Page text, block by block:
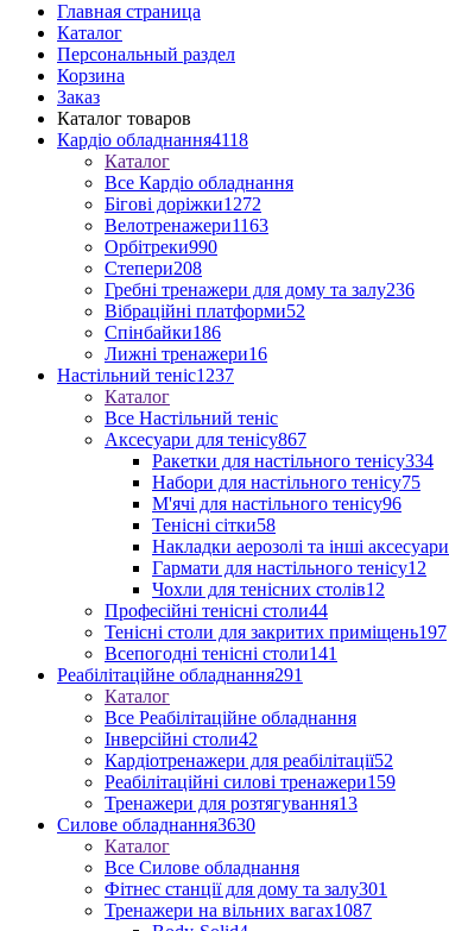
Главная страница
Каталог
Персональный раздел
Корзина
Заказ
Каталог товаров
Кардіо обладнання4118
Каталог
Все Кардіо обладнання
Бігові доріжки1272
Велотренажери1163
Орбітреки990
Степери208
Гребні тренажери для дому та залу236
Вібраційні платформи52
Спінбайки186
Лижні тренажери16
Настільний теніс1237
Каталог
Все Настільний теніс
Аксесуари для тенісу867
Ракетки для настільного тенісу334
Набори для настільного тенісу75
М'ячі для настільного тенісу96
Тенісні сітки58
Накладки аерозолі та інші аксесуари
Гармати для настільного тенісу12
Чохли для тенісних столів12
Професійні тенісні столи44
Тенісні столи для закритих приміщень197
Всепогодні тенісні столи141
Реабілітаційне обладнання291
Каталог
Все Реабілітаційне обладнання
Інверсійні столи42
Кардіотренажери для реабілітації52
Реабілітаційні силові тренажери159
Тренажери для розтягування13
Силове обладнання3630
Каталог
Все Силове обладнання
Фітнес станції для дому та залу301
Тренажери на вільних вагах1087